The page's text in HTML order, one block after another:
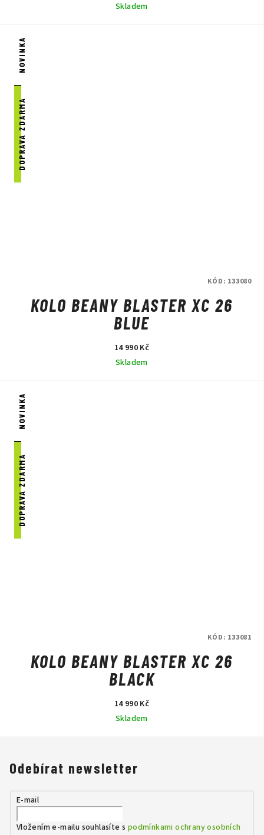
Skladem
NOVINKA
DOPRAVA ZDARMA
KOLO BEANY BLASTER XC 26
BLUE
14 990 Kč
Skladem
KÓD: 133080
NOVINKA
DOPRAVA ZDARMA
KOLO BEANY BLASTER XC 26
BLACK
14 990 Kč
Skladem
KÓD: 133081
Odebírat newsletter
E-mail
Vložením e-mailu souhlasíte s podmínkami ochrany osobních